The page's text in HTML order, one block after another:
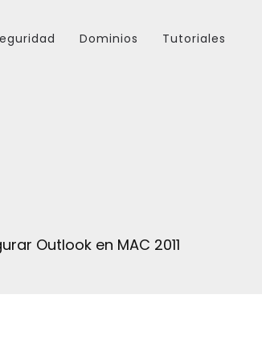
Dominios Tutoriales
Outlook en MAC 2011